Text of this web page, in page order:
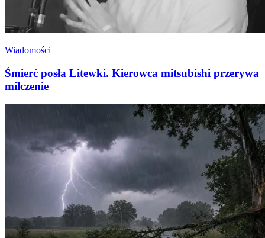
Wiadomości
Śmierć posła Litewki. Kierowca mitsubishi przerywa
milczenie